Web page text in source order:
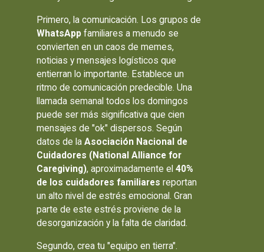
Primero, la comunicación. Los grupos de
WhatsApp familiares a menudo se
convierten en un caos de memes,
noticias y mensajes logísticos que
entierran lo importante. Establece un
ritmo de comunicación predecible. Una
llamada semanal todos los domingos
puede ser más significativa que cien
mensajes de "ok" dispersos. Según
datos de laAsociación Nacional de
Cuidadores (National Alliance for
Caregiving), aproximadamente el40%
de los cuidadores familiares reportan
un alto nivel de estrés emocional. Gran
parte de este estrés proviene de la
desorganización y la falta de claridad.
Segundo, crea tu "equipo en tierra".